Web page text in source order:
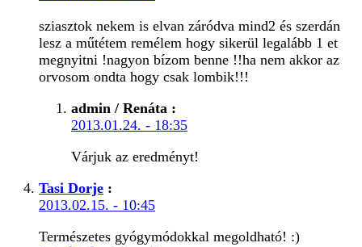
sziasztok nekem is elvan záródva mind2 és szerdán
lesz a műtétem remélem hogy sikerül legalább 1 et
megnyitni !nagyon bízom benne !!ha nem akkor az
orvosom ondta hogy csak lombik!!!
admin / Renáta :
2013.01.24. - 18:35
Várjuk az eredményt!
Tasi Dorje :
2013.02.15. - 10:45
Természetes gyógymódokkal megoldható! :)